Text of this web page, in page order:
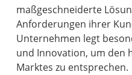
maßgeschneiderte
Anforderungen ihrer
Unternehmen legt
und Innovation, um den
Marktes zu entsprechen.